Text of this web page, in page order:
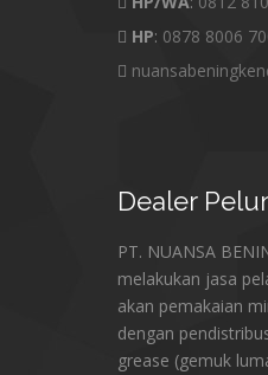
HP: 0878 8006
Dealer
PT. NUANSA
melakukan jasa
akan pemakaian
dengan
grease (gemuk